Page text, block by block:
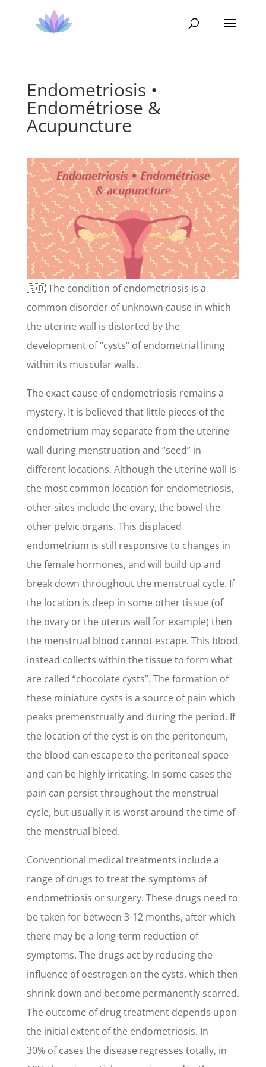
Endometriosis •
Endométriose &
Acupuncture
🇬🇧 The condition of endometriosis is a
common disorder of unknown cause in which
the uterine wall is distorted by the
development of “cysts” of endometrial lining
within its muscular walls.
The exact cause of endometriosis remains a
mystery. It is believed that little pieces of the
endometrium may separate from the uterine
wall during menstruation and “seed” in
different locations. Although the uterine wall is
the most common location for endometriosis,
other sites include the ovary, the bowel the
other pelvic organs. This displaced
endometrium is still responsive to changes in
the female hormones, and will build up and
break down throughout the menstrual cycle. If
the location is deep in some other tissue (of
the ovary or the uterus wall for example) then
the menstrual blood cannot escape. This blood
instead collects within the tissue to form what
are called “chocolate cysts”. The formation of
these miniature cysts is a source of pain which
peaks premenstrually and during the period. If
the location of the cyst is on the peritoneum,
the blood can escape to the peritoneal space
and can be highly irritating. In some cases the
pain can persist throughout the menstrual
cycle, but usually it is worst around the time of
the menstrual bleed.
Conventional medical treatments include a
range of drugs to treat the symptoms of
endometriosis or surgery. These drugs need to
be taken for between 3-12 months, after which
there may be a long-term reduction of
symptoms. The drugs act by reducing the
influence of oestrogen on the cysts, which then
shrink down and become permanently scarred.
The outcome of drug treatment depends upon
the initial extent of the endometriosis. In
30% of cases the disease regresses totally, in